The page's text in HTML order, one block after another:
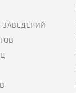
ЗАВЕДЕНИЙ